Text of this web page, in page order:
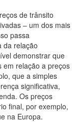
de trânsito
– um dos mais
passa
da relação
demonstrar que
em relação a preços
que a simples
significativa,
Os preços
final, por exemplo,
na Europa.